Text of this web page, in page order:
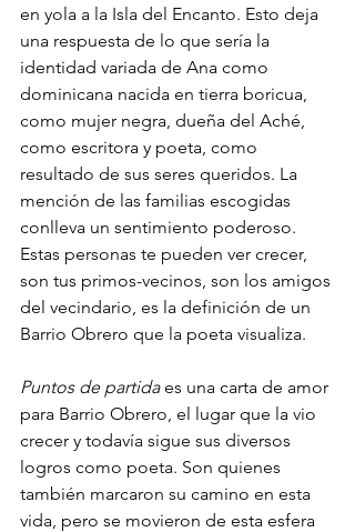
en yola a la Isla del Encanto. Esto deja
una respuesta de lo que sería la
identidad variada de Ana como
dominicana nacida en tierra boricua,
como mujer negra, dueña del Aché,
como escritora y poeta, como
resultado de sus seres queridos. La
mención de las familias escogidas
conlleva un sentimiento poderoso.
Estas personas te pueden ver crecer,
son tus primos-vecinos, son los amigos
del vecindario, es la definición de un
Barrio Obrero que la poeta visualiza.
Puntos de partida es una carta de amor
para Barrio Obrero, el lugar que la vio
crecer y todavía sigue sus diversos
logros como poeta. Son quienes
también marcaron su camino en esta
vida, pero se movieron de esta esfera